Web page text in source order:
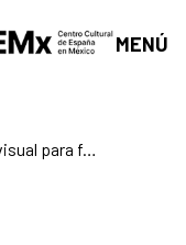
MENÚ
¡Anímate! Taller de creación audiovisual para formadores Intermedio y Avanzado